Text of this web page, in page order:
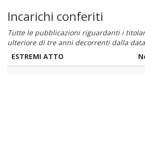
Incarichi conferiti
Tutte le pubblicazioni riguardanti i
ulteriore di tre anni decorrenti dalla
ESTREMI ATTO